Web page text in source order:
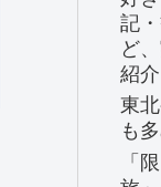
記
ど
紹
東
も多
「